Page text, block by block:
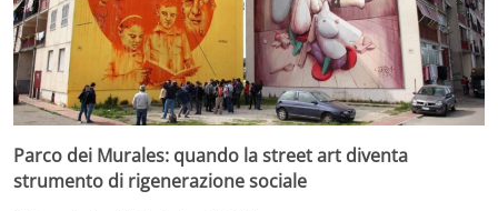
Parco dei Murales: quando la street art diventa
strumento di rigenerazione sociale